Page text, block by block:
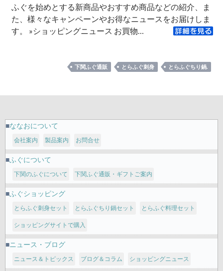
ふぐを始めとする新商品やおすすめ商品などの紹介、ま
た、様々なキャンペーンやお得なニュースをお届けしま
す。 »ショッピングニュース お買物…
下関ふぐ通販 とらふぐ刺身 とらふぐちり鍋.
ななおについて
会社案内 製品案内 お問合せ
ふぐについて
下関のふぐについて 下関ふぐ通販・ギフトご案内
ふぐショッピング
とらふぐ刺身セット とらふぐちり鍋セット とらふぐ料理セット
ショッピングサイトで購入
ニュース・ブログ
ニュース＆トピックス ブログ＆コラム ショッピングニュース